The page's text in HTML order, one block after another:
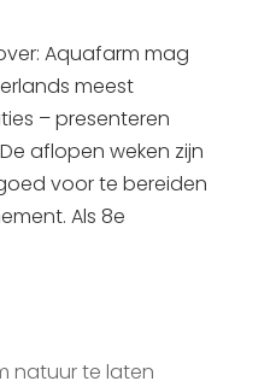
Aquafarm mag
meest
– presenteren
aflopen weken zijn
voor te bereiden
Als 8e
natuur te laten